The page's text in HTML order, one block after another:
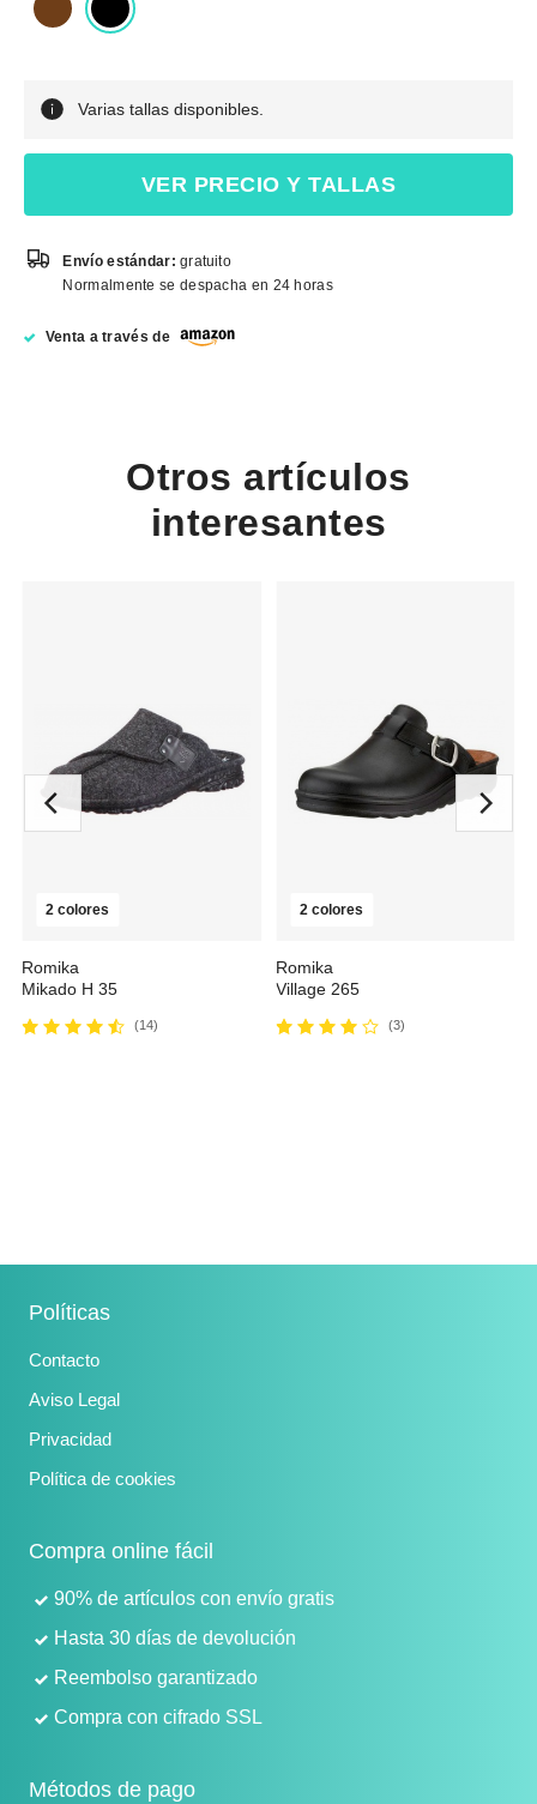
Varias tallas disponibles.
VER PRECIO Y TALLAS
Envío estándar:gratuito
Normalmente se despacha en 24 horas
Venta a través de
Otros artículos
interesantes
2 colores
Romika
Mikado H 35
desde30,32 €39,00 €
(14)
2 colores
Romika
Village 265
desde32,27 € 49,95 €
(3)
Políticas
Contacto
Aviso Legal
Privacidad
Política de cookies
Compra online fácil
90% de artículos con envío gratis
Hasta 30 días de devolución
Reembolso garantizado
Compra con cifrado SSL
Métodos de pago